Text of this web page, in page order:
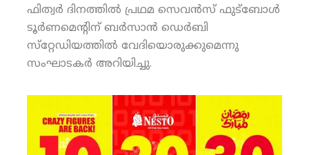
ഫിത്വര്‍ ദിനത്തില്‍ പ്രഥമ സെവന്‍സ് ഫുട്‌ബോള്‍
ടൂര്‍ണമെന്റിന് ബര്‍സാന്‍ ഡെര്‍ബി
സ്‌റ്റേഡിയത്തില്‍ വേദിയൊരുക്കുമെന്നു
സംഘാടകര്‍ അറിയിച്ചു.